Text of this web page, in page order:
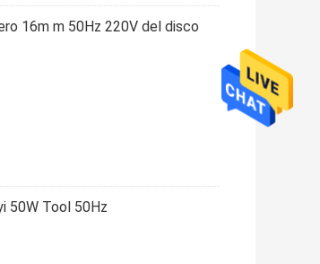
16m m 50Hz 220V del disco
50W Tool 50Hz